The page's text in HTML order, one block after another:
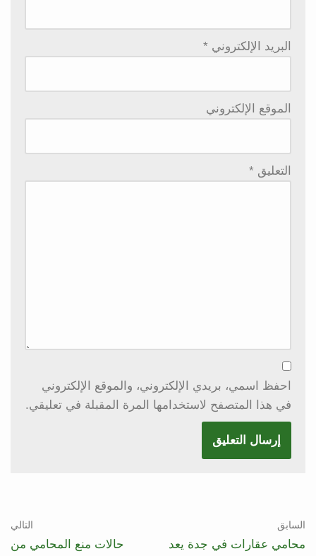
البريد الإلكتروني *
الموقع الإلكتروني
التعليق *
احفظ اسمي، بريدي الإلكتروني، والموقع الإلكتروني
في هذا المتصفح لاستخدامها المرة المقبلة في تعليقي.
السابق
محامي عقارات في جدة يعد
التالي
حالات منع المحامي من